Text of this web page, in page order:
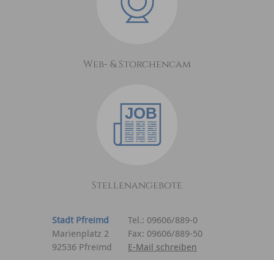
Web- & Storchencam
Stellenangebote
Stadt Pfreimd
Tel.: 09606/889-0
Marienplatz 2
Fax: 09606/889-50
92536 Pfreimd
E-Mail schreiben